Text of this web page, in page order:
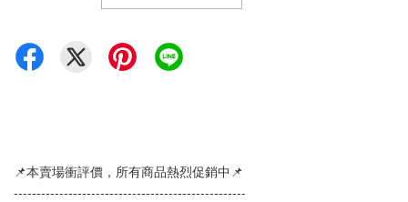
📌本賣場衝評價，所有商品熱烈促銷中📌
---------------------------------------------------